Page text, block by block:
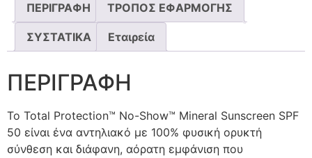
ΠΕΡΙΓΡΑΦΗ ΤΡΟΠΟΣ ΕΦΑΡΜΟΓΗΣ
ΣΥΣΤΑΤΙΚΑ Εταιρεία
ΠΕΡΙΓΡΑΦΗ
Το Total Protection™ No-Show™ Mineral Sunscreen SPF
50 είναι ένα αντηλιακό με 100% φυσική ορυκτή
σύνθεση και διάφανη, αόρατη εμφάνιση που